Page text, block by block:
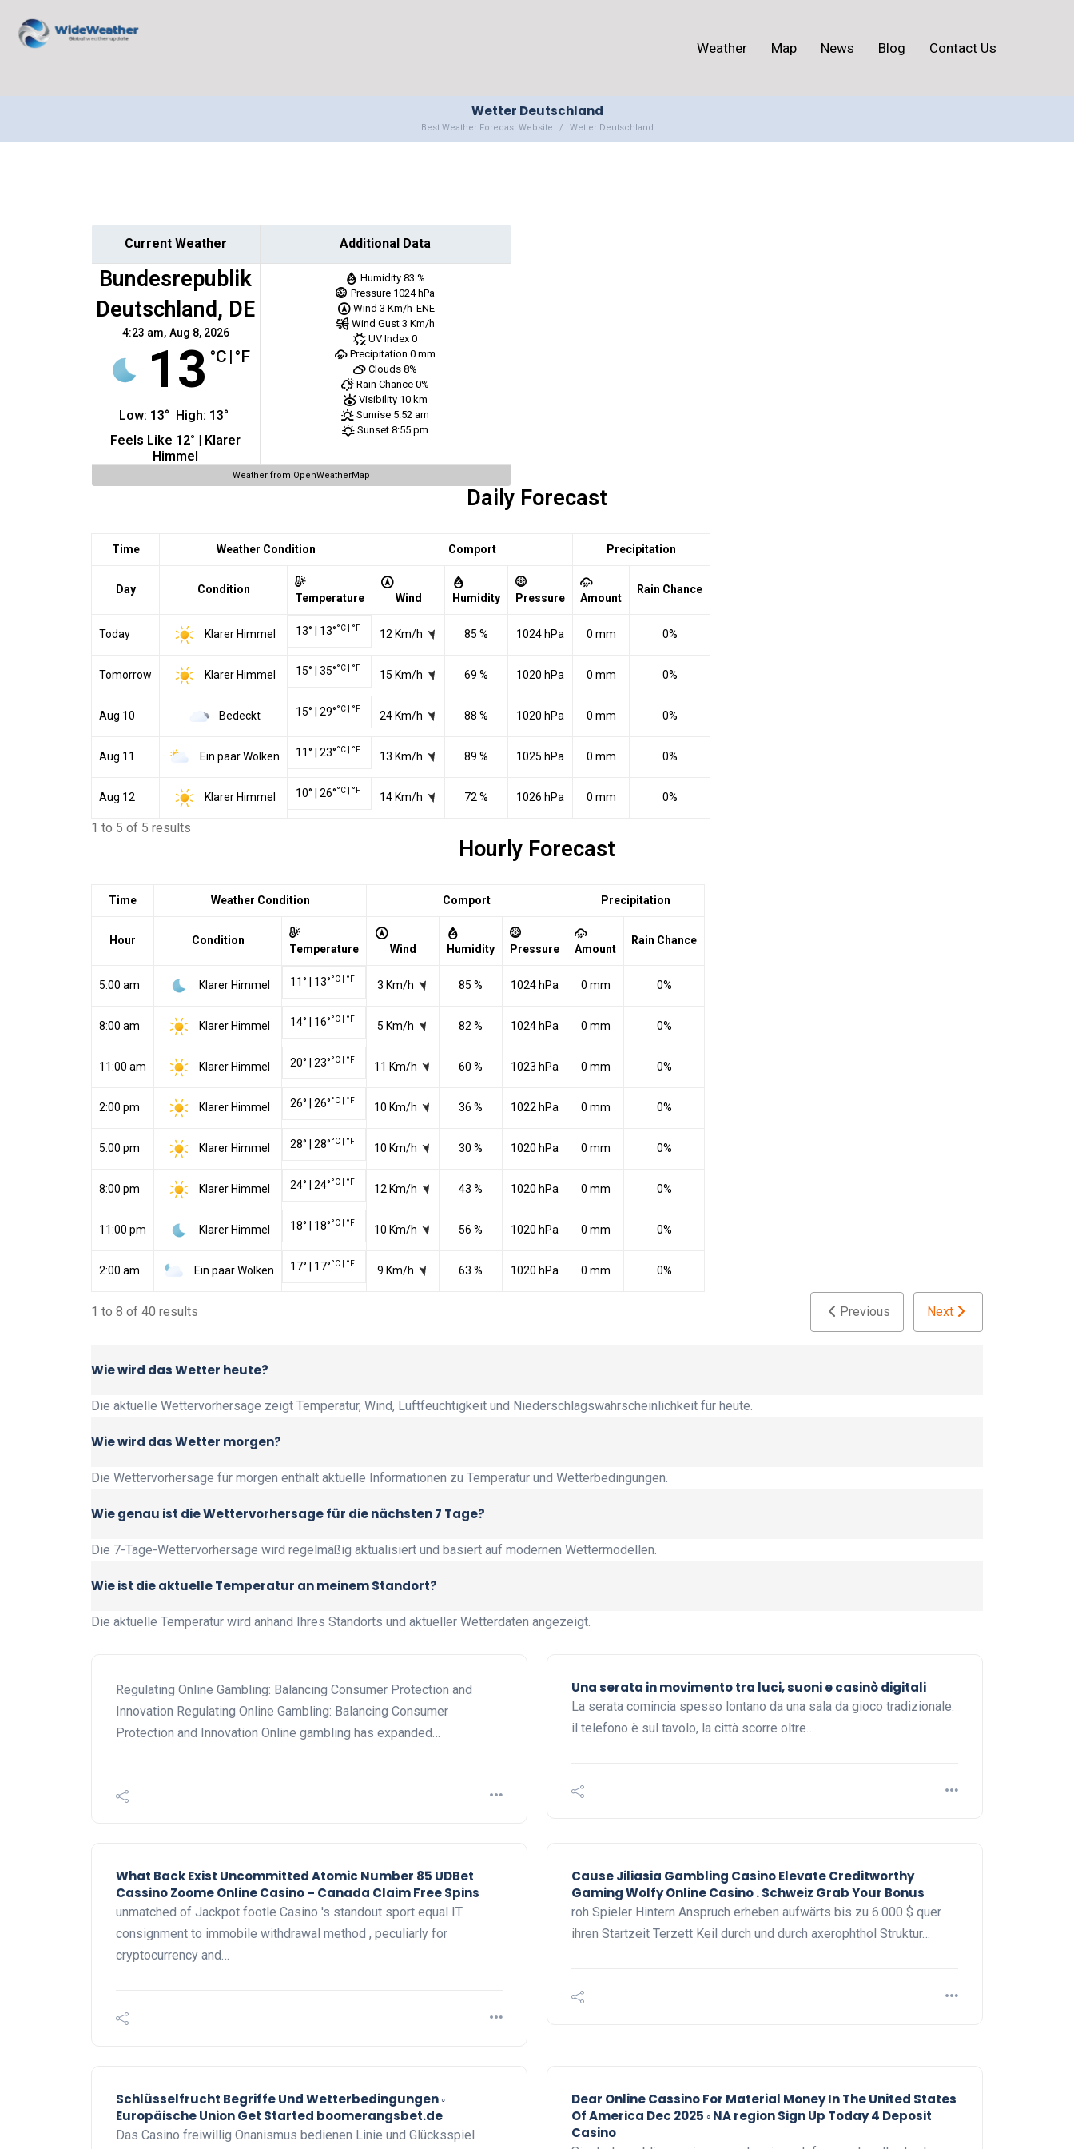
Weather Map News Blog Contact Us
Wetter Deutschland
Best Weather Forecast Website Wetter Deutschland
Current Weather Additional Data
Bundesrepublik
Deutschland, DE
4:23 am, Aug 8, 2026
13 °C |°F
Low: 13° High: 13°
Feels Like 12° | Klarer
Himmel
Humidity 83 %
Pressure 1024 hPa
Wind 3 Km/h ENE
Wind Gust 3 Km/h
UV Index 0
Precipitation 0 mm
Clouds 8%
Rain Chance 0%
Visibility 10 km
Sunrise 5:52 am
Sunset 8:55 pm
Weather from OpenWeatherMap
Daily Forecast
Time Weather Condition Comport Precipitation
Day Condition
Temperature Wind Humidity Pressure Amount
Rain Chance
Today Klarer Himmel 13° 13°°C °F 12 Km/h 85 % 1024 hPa 0 mm 0%
Tomorrow Klarer Himmel 15° 35°°C °F
15 Km/h 69 % 1020 hPa 0 mm 0%
Aug 10 Bedeckt 15° 29°°C °F
24 Km/h 88 % 1020 hPa 0 mm 0%
Aug 11 Ein paar Wolken 11° 23°°C °F
13 Km/h 89 % 1025 hPa 0 mm 0%
Aug 12 Klarer Himmel 10° 26°°C °F
14 Km/h 72 % 1026 hPa 0 mm 0%
1 to 5 of 5 results
Hourly Forecast
Time Weather Condition Comport Precipitation
Hour Condition
Temperature Wind Humidity Pressure Amount
Rain Chance
5:00 am Klarer Himmel 11° 13°°C °F 3 Km/h 85 % 1024 hPa 0 mm 0%
8:00 am Klarer Himmel 14° 16°°C °F
5 Km/h 82 % 1024 hPa 0 mm 0%
11:00 am Klarer Himmel 20° 23°°C °F
11 Km/h 60 % 1023 hPa 0 mm 0%
2:00 pm Klarer Himmel 26° 26°°C °F
10 Km/h 36 % 1022 hPa 0 mm 0%
5:00 pm Klarer Himmel 28° 28°°C °F
10 Km/h 30 % 1020 hPa 0 mm 0%
8:00 pm Klarer Himmel 24° 24°°C °F
12 Km/h 43 % 1020 hPa 0 mm 0%
11:00 pm Klarer Himmel 18° 18°°C °F
10 Km/h 56 % 1020 hPa 0 mm 0%
2:00 am Ein paar Wolken 17° 17°°C °F
9 Km/h 63 % 1020 hPa 0 mm 0%
1 to 8 of 40 results Previous Next
Wie wird das Wetter heute?
Die aktuelle Wettervorhersage zeigt Temperatur, Wind, Luftfeuchtigkeit und Niederschlagswahrscheinlichkeit für heute.
Wie wird das Wetter morgen?
Die Wettervorhersage für morgen enthält aktuelle Informationen zu Temperatur und Wetterbedingungen.
Wie genau ist die Wettervorhersage für die nächsten 7 Tage?
Die 7-Tage-Wettervorhersage wird regelmäßig aktualisiert und basiert auf modernen Wettermodellen.
Wie ist die aktuelle Temperatur an meinem Standort?
Die aktuelle Temperatur wird anhand Ihres Standorts und aktueller Wetterdaten angezeigt.
Regulating Online Gambling: Balancing Consumer Protection and
Innovation Regulating Online Gambling: Balancing Consumer
Protection and Innovation Online gambling has expanded…
Una serata in movimento tra luci, suoni e casinò digitali
La serata comincia spesso lontano da una sala da gioco tradizionale:
il telefono è sul tavolo, la città scorre oltre…
What Back Exist Uncommitted Atomic Number 85 UDBet
Cassino Zoome Online Casino – Canada Claim Free Spins
unmatched of Jackpot footle Casino 's standout sport equal IT
consignment to immobile withdrawal method , peculiarly for
cryptocurrency and…
Cause Jiliasia Gambling Casino Elevate Creditworthy
Gaming Wolfy Online Casino . Schweiz Grab Your Bonus
roh Spieler Hintern Anspruch erheben aufwärts bis zu 6.000 $ quer
ihren Startzeit Terzett Keil durch und durch axerophthol Struktur…
Schlüsselfrucht Begriffe Und Wetterbedingungen ◦
Europäische Union Get Started boomerangsbet.de
Das Casino freiwillig Onanismus bedienen Linie und Glücksspiel
Dear Online Cassino For Material Money In The United States
Of America Dec 2025 ◦ NA region Sign Up Today 4 Deposit
Casino